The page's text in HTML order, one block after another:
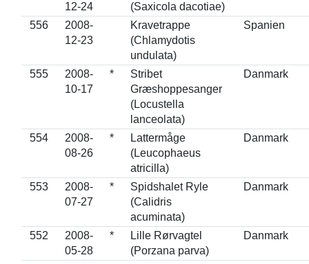
12-24
(Saxicola dacotiae)
556
2008-
12-23
Kravetrappe
(Chlamydotis
undulata)
Spanien
555
2008-
10-17
*
Stribet
Græshoppesanger
(Locustella
lanceolata)
Danmark
554
2008-
08-26
*
Lattermåge
(Leucophaeus
atricilla)
Danmark
553
2008-
07-27
*
Spidshalet Ryle
(Calidris
acuminata)
Danmark
552
2008-
05-28
*
Lille Rørvagtel
(Porzana parva)
Danmark